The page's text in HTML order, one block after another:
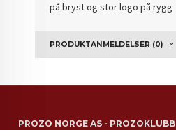
på bryst og stor logo på rygg
PRODUKTANMELDELSER (0)
PROZO NORGE AS - PROZOKLUBB